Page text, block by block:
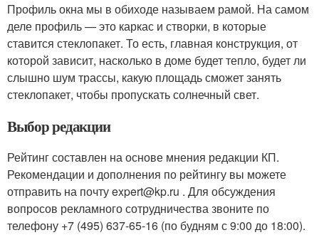
Профиль окна мы в обиходе называем рамой. На самом
деле профиль — это каркас и створки, в которые
ставится стеклопакет. То есть, главная конструкция, от
которой зависит, насколько в доме будет тепло, будет ли
слышно шум трассы, какую площадь сможет занять
стеклопакет, чтобы пропускать солнечный свет.
Выбор редакции
Рейтинг составлен на основе мнения редакции КП.
Рекомендации и дополнения по рейтингу вы можете
отправить на почту expert@kp.ru . Для обсуждения
вопросов рекламного сотрудничества звоните по
телефону +7 (495) 637-65-16 (по будням с 9:00 до 18:00).